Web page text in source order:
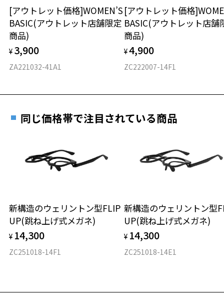
仕上がり寸法
D 仕上がりの横幅：約144mm
E 仕上がりの縦幅：約45mm
27.6g
※着脱式サングラス：デモレンズ、アタッチメント込みの重さ
材質
安心2 視力測定無料
視力の変化を早めに発見するために、定期的な視
力測定をおすすめいたします。
安心3 かかり具合調整無料
す。
もっと見る
オンラインストアでフレームのみ購入して、
実店舗で度付きにできます
ご購入時に「レンズ交換券」をお選びいただくと、実店舗で
度数を測定のうえ、度付きレンズ（標準セットレンズ）へ無
料交換いただけます。
実店舗で度数を測定いただけます
お近くのZoff実店舗にて度数を測定いただけます（無料）。
その際は記入用紙をダウンロードしてお使いください。
ダウンロード
[アウトレット価格]WOMEN’S
BASIC(アウトレット店舗限定
商品)
¥ 3,900
ZA221032-41A1
[アウトレット価格
BASIC(アウトレット店舗
商品)
¥4,900
ZC222007-14F1
同じ価格帯で注目されている商品
新構造のウェリントン型FLIP
UP(跳ね上げ式メガネ)
¥ 14,300
ZC251018-14F1
新構造のウェリントン型
UP(跳ね上げ式メガネ)
¥ 14,300
ZC251018-14E1